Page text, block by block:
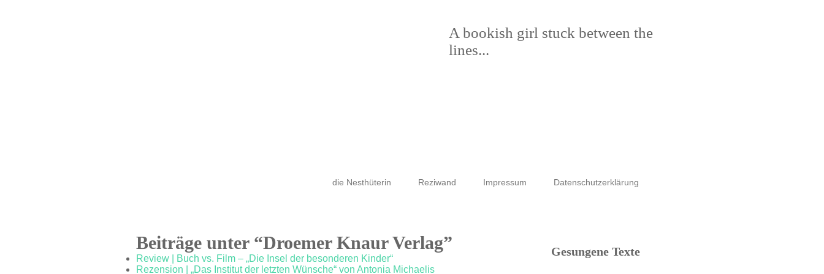
A bookish girl stuck between the
lines...
die Nesthüterin Reziwand Impressum Datenschutzerklärung
Beiträge unter “Droemer Knaur Verlag”
Review | Buch vs. Film – „Die Insel der besonderen Kinder“
Rezension | „Das Institut der letzten Wünsche“ von Antonia Michaelis
Gesungene Texte